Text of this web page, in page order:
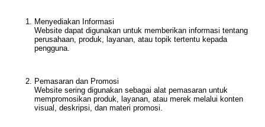
Menyediakan Informasi
Website dapat digunakan untuk memberikan informasi tentang
perusahaan, produk, layanan, atau topik tertentu kepada
pengguna.
Pemasaran dan Promosi
Website sering digunakan sebagai alat pemasaran untuk
mempromosikan produk, layanan, atau merek melalui konten
visual, deskripsi, dan materi promosi.